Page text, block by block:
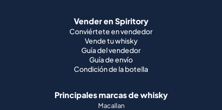
Vender en Spiritory
Conviértete en vendedor
Vende tu whisky
Guía del vendedor
Guía de envío
Condición de la botella
Principales marcas de whisky
Macallan